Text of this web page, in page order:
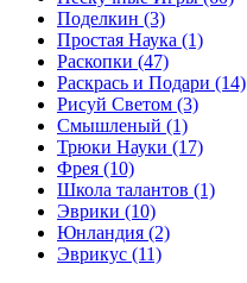
Поделкин (3)
Простая Наука (1)
Раскопки (47)
Раскрась и Подари (14)
Рисуй Светом (3)
Смышленый (1)
Трюки Науки (17)
Фрея (10)
Школа талантов (1)
Эврики (10)
Юнландия (2)
Эврикус (11)